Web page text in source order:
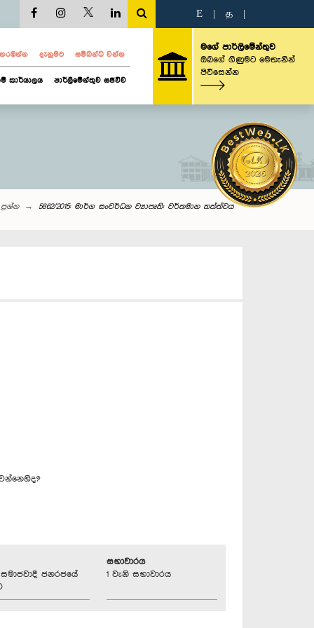
E த
දැනුමට සම්බන්ධ වන්න
කාර්යාලය පාර්ලිමේන්තුව සජීවීව
මගේ පාර්ලිමේන්තුව
ඔබගේ ගිණුමට මෙතැනින්
පිවිසෙන්න
5862/2015: මාර්ග සංවර්ධන ව්‍යාපෘති: වර්තමාන තත්ත්වය
සමාජවාදී ජනරජයේ
සභාවාරය
1 වැනි සභාවාරය